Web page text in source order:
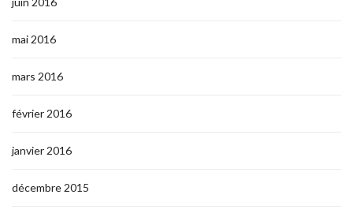
mai 2016
mars 2016
février 2016
janvier 2016
décembre 2015